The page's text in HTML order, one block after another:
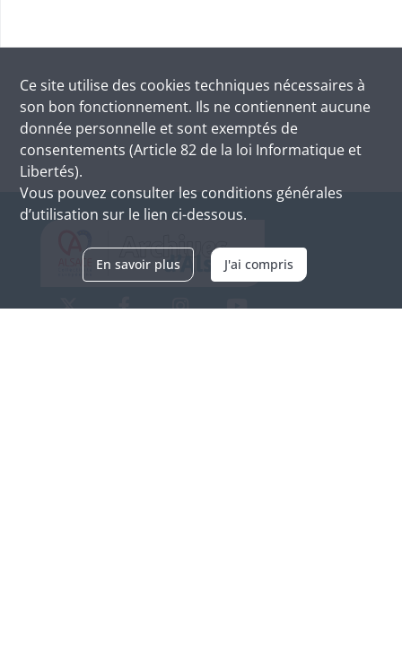
Ce site utilise des cookies techniques nécessaires à
son bon fonctionnement. Ils ne contiennent aucune
donnée personnelle et sont exemptés de
consentements (Article 82 de la loi Informatique et
Libertés).
Vous pouvez consulter les conditions générales
d’utilisation sur le lien ci-dessous.
En savoir plus J'ai compris